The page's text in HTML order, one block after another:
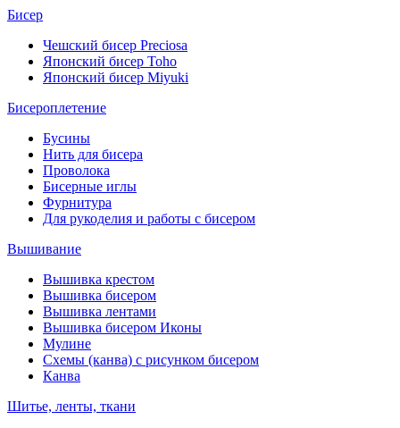
Бисер
Чешский бисер Preciosa
Японский бисер Toho
Японский бисер Miyuki
Бисероплетение
Бусины
Нить для бисера
Проволока
Бисерные иглы
Фурнитура
Для рукоделия и работы с бисером
Вышивание
Вышивка крестом
Вышивка бисером
Вышивка лентами
Вышивка бисером Иконы
Мулине
Схемы (канва) с рисунком бисером
Канва
Шитье, ленты, ткани